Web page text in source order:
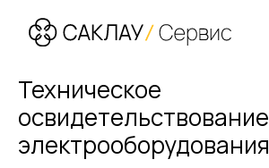
Техническое
освидетельствование
электрооборудования